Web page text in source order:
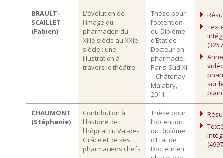
BRAULT-
SCAILLET
(Fabien)
L'évolution de
l'image du
pharmacien du
XIIIe siècle au XXIe
siècle : une
illustration à
travers le théâtre.
Thèse pour
l’obtention
du Diplôme
d’Etat de
Docteur en
pharmacie,
Paris-Sud XI
– Châtenay-
Malabry,
2011
sur
CHAUMONT
(Stéphanie)
Contribution à
l'histoire de
l'hôpital du Val-de-
Grâce et de ses
pharmaciens chefs
Thèse pour
l’obtention
du Diplôme
d’Etat de
Docteur en